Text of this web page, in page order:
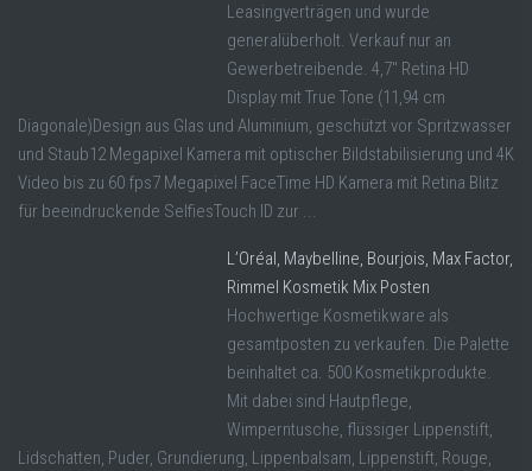
Leasingverträgen und wurde
generalüberholt. Verkauf nur an
Gewerbetreibende. 4,7" Retina HD
Display mit True Tone (11,94 cm
Diagonale)Design aus Glas und Aluminium, geschützt vor Spritzwasser
und Staub12 Megapixel Kamera mit optischer Bildstabilisierung und 4K
Video bis zu 60 fps7 Megapixel FaceTime HD Kamera mit Retina Blitz
für beeindruckende SelfiesTouch ID zur ...
L’Oréal, Maybelline, Bourjois, Max Factor,
Rimmel Kosmetik Mix Posten
Hochwertige Kosmetikware als
gesamtposten zu verkaufen. Die Palette
beinhaltet ca. 500 Kosmetikprodukte.
Mit dabei sind Hautpflege,
Wimperntusche, flüssiger Lippenstift,
Lidschatten, Puder, Grundierung, Lippenbalsam, Lippenstift, Rouge,